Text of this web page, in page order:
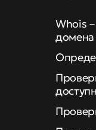
Whois
домена